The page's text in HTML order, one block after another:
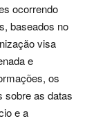
ocorrendo
baseados no
visa
e
os
sobre as datas
e a